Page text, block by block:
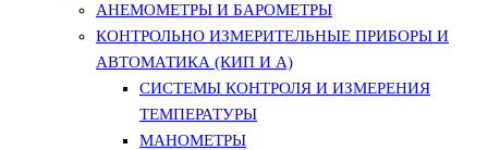
АНЕМОМЕТРЫ И БАРОМЕТРЫ
КОНТРОЛЬНО ИЗМЕРИТЕЛЬНЫЕ ПРИБОРЫ И
АВТОМАТИКА (КИП И А)
СИСТЕМЫ КОНТРОЛЯ И ИЗМЕРЕНИЯ
ТЕМПЕРАТУРЫ
МАНОМЕТРЫ